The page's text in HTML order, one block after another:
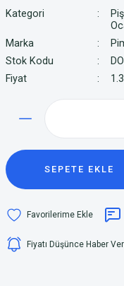
Kategori
Marka
Stok Kodu
Fiyat
SEPETE EKLE
Fiyatı Düşünce Haber Ver